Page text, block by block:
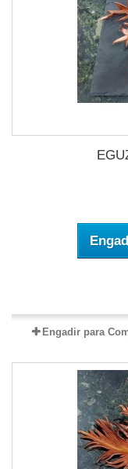
Engadir para